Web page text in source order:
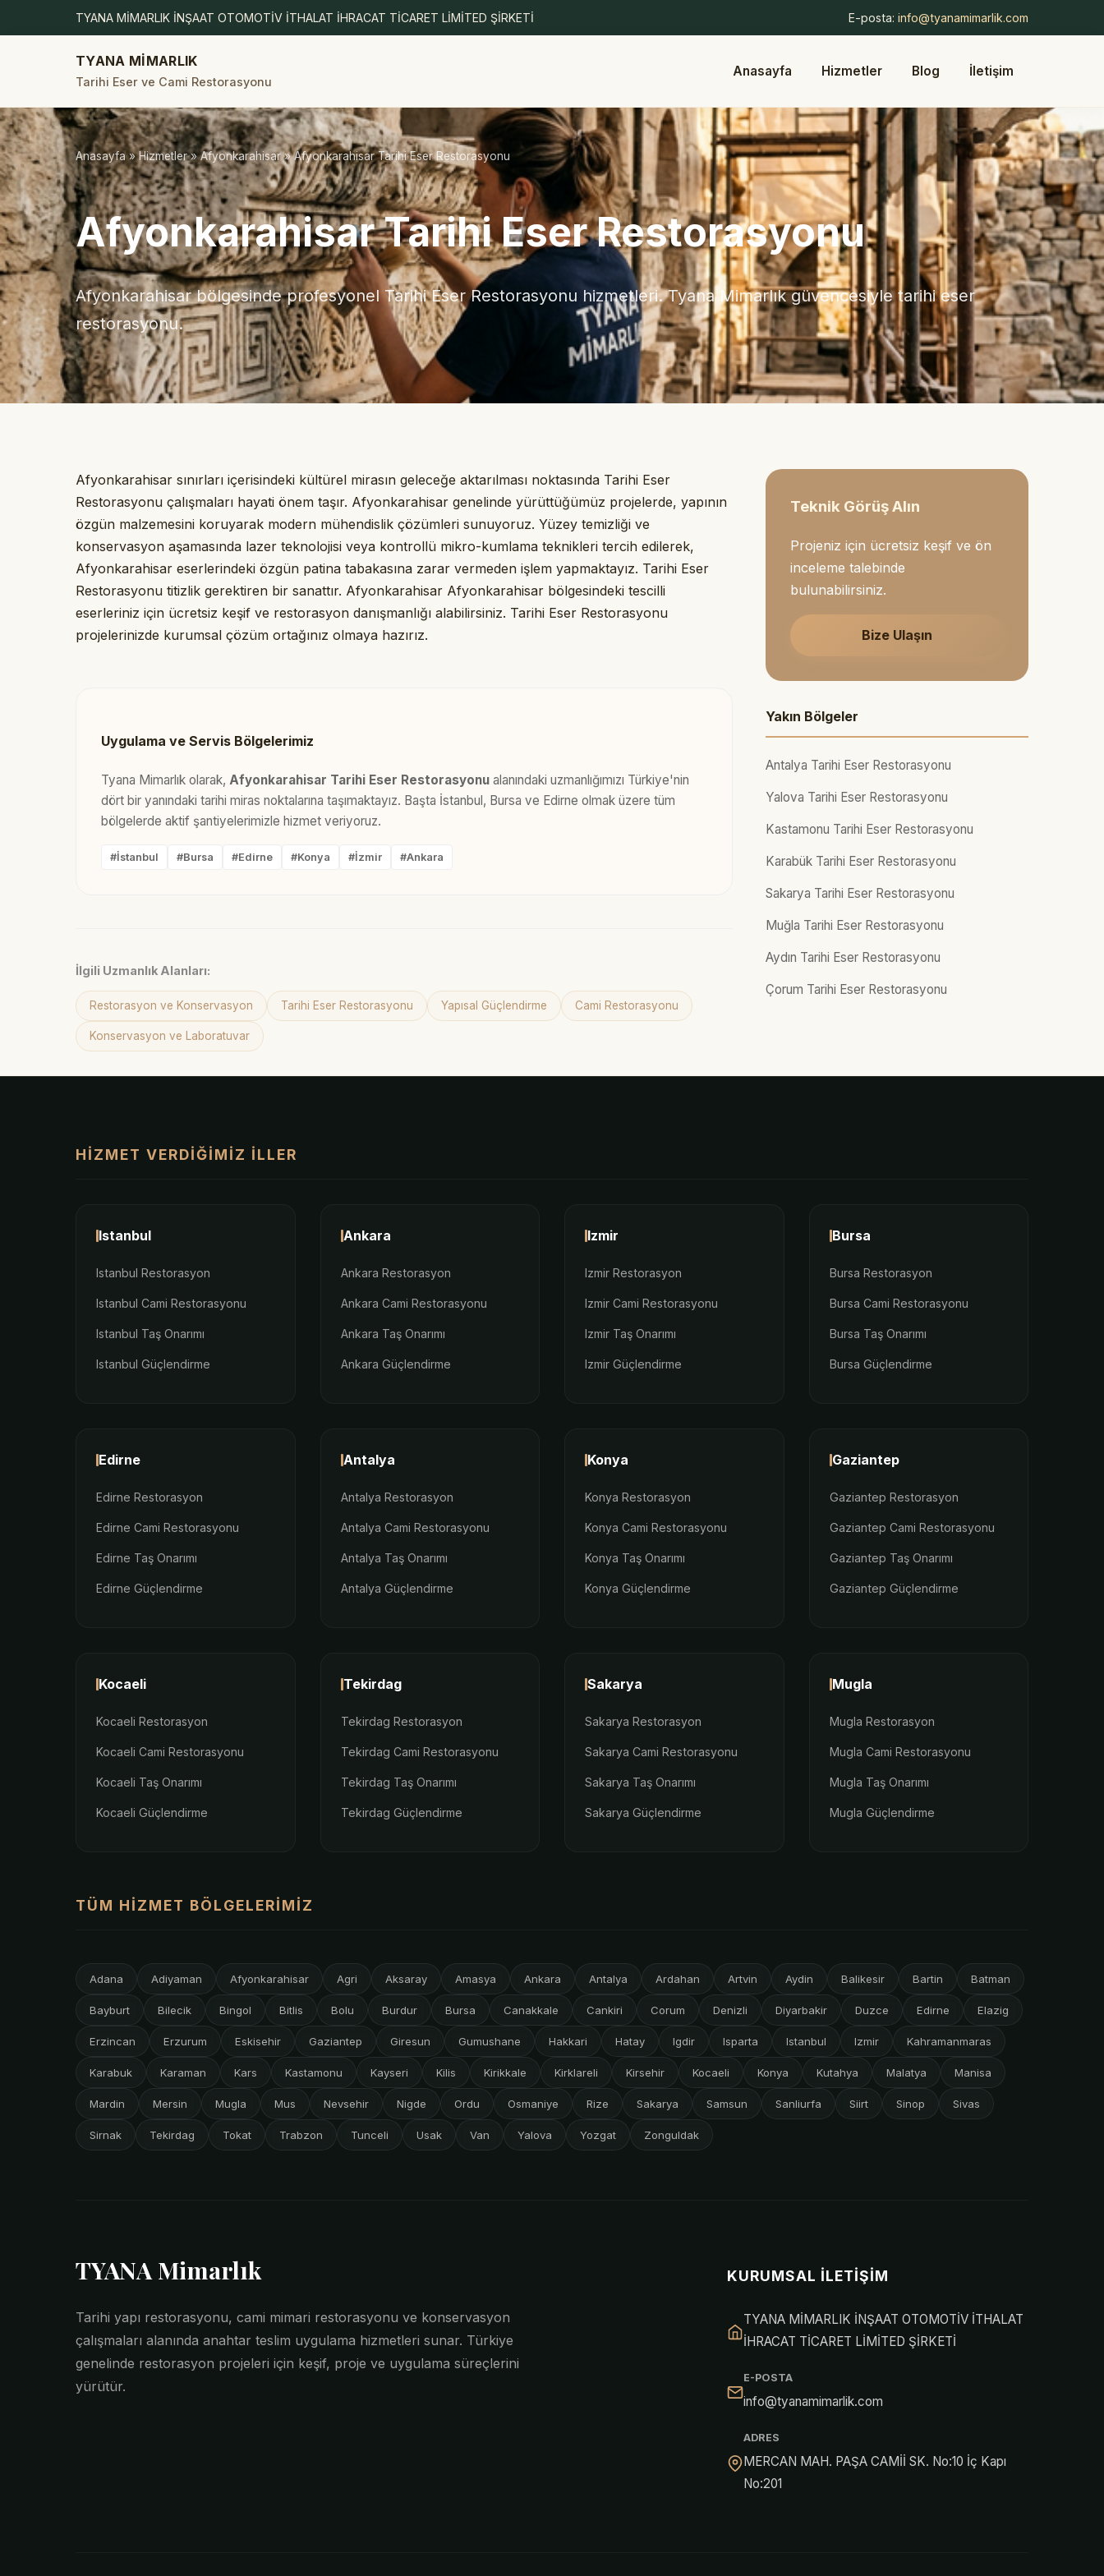
TYANA MİMARLIK İNŞAAT OTOMOTİV İTHALAT İHRACAT TİCARET LİMİTED ŞİRKETİ E-posta: info@tyanamimarlik.com
TYANA MİMARLIK
Tarihi Eser ve Cami Restorasyonu
Anasayfa Hizmetler Blog İletişim
Anasayfa»Hizmetler»Afyonkarahisar» Afyonkarahisar Tarihi Eser Restorasyonu
Afyonkarahisar Tarihi Eser Restorasyonu
Afyonkarahisar bölgesinde profesyonel Tarihi Eser Restorasyonu hizmetleri. Tyana Mimarlık güvencesiyle tarihi eser
restorasyonu.
Afyonkarahisar sınırları içerisindeki kültürel mirasın geleceğe aktarılması noktasında Tarihi Eser
Restorasyonu çalışmaları hayati önem taşır. Afyonkarahisar genelinde yürüttüğümüz projelerde, yapının
özgün malzemesini koruyarak modern mühendislik çözümleri sunuyoruz. Yüzey temizliği ve
konservasyon aşamasında lazer teknolojisi veya kontrollü mikro-kumlama teknikleri tercih edilerek,
Afyonkarahisar eserlerindeki özgün patina tabakasına zarar vermeden işlem yapmaktayız. Tarihi Eser
Restorasyonu titizlik gerektiren bir sanattır. Afyonkarahisar Afyonkarahisar bölgesindeki tescilli
eserleriniz için ücretsiz keşif ve restorasyon danışmanlığı alabilirsiniz. Tarihi Eser Restorasyonu
projelerinizde kurumsal çözüm ortağınız olmaya hazırız.
Uygulama ve Servis Bölgelerimiz
Tyana Mimarlık olarak, Afyonkarahisar Tarihi Eser Restorasyonu alanındaki uzmanlığımızı Türkiye'nin
dört bir yanındaki tarihi miras noktalarına taşımaktayız. Başta İstanbul, Bursa ve Edirne olmak üzere tüm
bölgelerde aktif şantiyelerimizle hizmet veriyoruz.
#İstanbul #Bursa #Edirne #Konya #İzmir #Ankara
İlgili Uzmanlık Alanları:
Restorasyon ve Konservasyon Tarihi Eser Restorasyonu Yapısal Güçlendirme Cami Restorasyonu
Konservasyon ve Laboratuvar
Teknik Görüş Alın
Projeniz için ücretsiz keşif ve ön
inceleme talebinde
bulunabilirsiniz.
Bize Ulaşın
Yakın Bölgeler
Antalya Tarihi Eser Restorasyonu
Yalova Tarihi Eser Restorasyonu
Kastamonu Tarihi Eser Restorasyonu
Karabük Tarihi Eser Restorasyonu
Sakarya Tarihi Eser Restorasyonu
Muğla Tarihi Eser Restorasyonu
Aydın Tarihi Eser Restorasyonu
Çorum Tarihi Eser Restorasyonu
HIZMET VERDIĞIMIZ İLLER
Istanbul
Istanbul Restorasyon
Istanbul Cami Restorasyonu
Istanbul Taş Onarımı
Istanbul Güçlendirme
Ankara
Ankara Restorasyon
Ankara Cami Restorasyonu
Ankara Taş Onarımı
Ankara Güçlendirme
Izmir
Izmir Restorasyon
Izmir Cami Restorasyonu
Izmir Taş Onarımı
Izmir Güçlendirme
Bursa
Bursa Restorasyon
Bursa Cami Restorasyonu
Bursa Taş Onarımı
Bursa Güçlendirme
Edirne
Edirne Restorasyon
Edirne Cami Restorasyonu
Edirne Taş Onarımı
Edirne Güçlendirme
Antalya
Antalya Restorasyon
Antalya Cami Restorasyonu
Antalya Taş Onarımı
Antalya Güçlendirme
Konya
Konya Restorasyon
Konya Cami Restorasyonu
Konya Taş Onarımı
Konya Güçlendirme
Gaziantep
Gaziantep Restorasyon
Gaziantep Cami Restorasyonu
Gaziantep Taş Onarımı
Gaziantep Güçlendirme
Kocaeli
Kocaeli Restorasyon
Kocaeli Cami Restorasyonu
Kocaeli Taş Onarımı
Kocaeli Güçlendirme
Tekirdag
Tekirdag Restorasyon
Tekirdag Cami Restorasyonu
Tekirdag Taş Onarımı
Tekirdag Güçlendirme
Sakarya
Sakarya Restorasyon
Sakarya Cami Restorasyonu
Sakarya Taş Onarımı
Sakarya Güçlendirme
Mugla
Mugla Restorasyon
Mugla Cami Restorasyonu
Mugla Taş Onarımı
Mugla Güçlendirme
TÜM HIZMET BÖLGELERIMIZ
Adana Adiyaman Afyonkarahisar Agri Aksaray Amasya Ankara Antalya Ardahan Artvin Aydin Balikesir Bartin Batman
Bayburt Bilecik Bingol Bitlis Bolu Burdur Bursa Canakkale Cankiri Corum Denizli Diyarbakir Duzce Edirne Elazig
Erzincan Erzurum Eskisehir Gaziantep Giresun Gumushane Hakkari Hatay Igdir Isparta Istanbul Izmir Kahramanmaras
Karabuk Karaman Kars Kastamonu Kayseri Kilis Kirikkale Kirklareli Kirsehir Kocaeli Konya Kutahya Malatya Manisa
Mardin Mersin Mugla Mus Nevsehir Nigde Ordu Osmaniye Rize Sakarya Samsun Sanliurfa Siirt Sinop Sivas
Sirnak Tekirdag Tokat Trabzon Tunceli Usak Van Yalova Yozgat Zonguldak
TYANA Mimarlık
Tarihi yapı restorasyonu, cami mimari restorasyonu ve konservasyon
çalışmaları alanında anahtar teslim uygulama hizmetleri sunar. Türkiye
genelinde restorasyon projeleri için keşif, proje ve uygulama süreçlerini
yürütür.
KURUMSAL İLETIŞIM
TYANA MİMARLIK İNŞAAT OTOMOTİV İTHALAT
İHRACAT TİCARET LİMİTED ŞİRKETİ
E-POSTA
info@tyanamimarlik.com
ADRES
MERCAN MAH. PAŞA CAMİİ SK. No:10 İç Kapı
No:201